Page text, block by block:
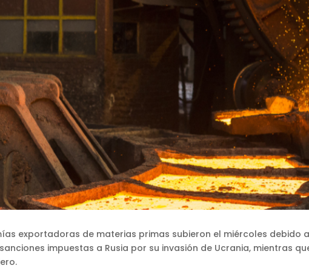
exportadoras de materias primas subieron el miércoles debido
impuestas a Rusia por su invasión de Ucrania, mientras